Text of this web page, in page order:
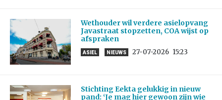
Wethouder wil verdere asielopvang
Javastraat stopzetten, COA wijst op
afspraken
ASIEL NIEUWS 27-07-2026 15:23
Stichting Eekta gelukkig in nieuw
pand: ‘Je mag hier gewoon zijn wie